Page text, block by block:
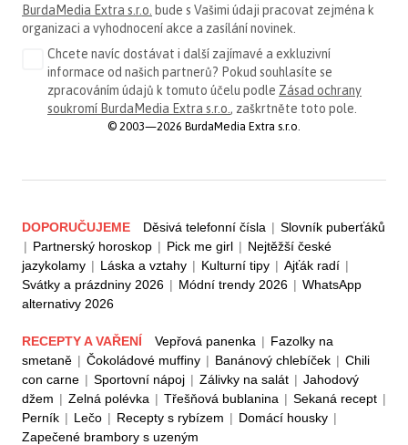
BurdaMedia Extra s.r.o. bude s Vašimi údaji pracovat zejména k
organizaci a vyhodnocení akce a zasílání novinek.
Chcete navíc dostávat i další zajímavé a exkluzivní
informace od našich partnerů? Pokud souhlasíte se
zpracováním údajů k tomuto účelu podle Zásad ochrany
soukromí BurdaMedia Extra s.r.o. , zaškrtněte toto pole.
© 2003—2026 BurdaMedia Extra s.r.o.
DOPORUČUJEME Děsivá telefonní čísla | Slovník puberťáků
| Partnerský horoskop | Pick me girl | Nejtěžší české
jazykolamy | Láska a vztahy | Kulturní tipy | Ajťák radí |
Svátky a prázdniny 2026 | Módní trendy 2026 | WhatsApp
alternativy 2026
RECEPTY A VAŘENÍ Vepřová panenka | Fazolky na
smetaně | Čokoládové muffiny | Banánový chlebíček | Chili
con carne | Sportovní nápoj | Zálivky na salát | Jahodový
džem | Zelná polévka | Třešňová bublanina | Sekaná recept |
Perník | Lečo | Recepty s rybízem | Domácí housky |
Zapečené brambory s uzeným